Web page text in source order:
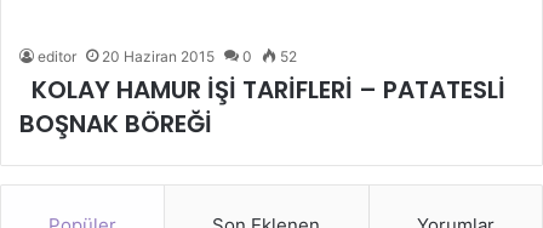
editor 20 Haziran 2015 0 52
KOLAY HAMUR İŞİ TARİFLERİ – PATATESLİ
BOŞNAK BÖREĞİ